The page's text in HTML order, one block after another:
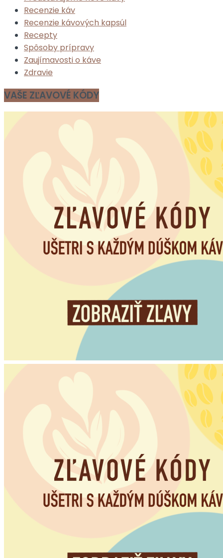
Recenzie káv
Recenzie kávových kapsúl
Recepty
Spôsoby prípravy
Zaujímavosti o káve
Zdravie
VAŠE ZĽAVOVÉ KÓDY